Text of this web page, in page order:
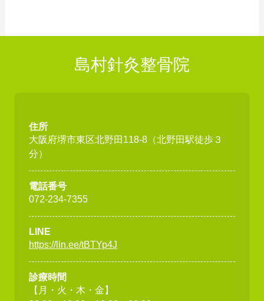
島村針灸整骨院
住所
大阪府堺市東区北野田118-8（北野田駅徒歩３
分）
電話番号
072-234-7355
LINE
https://lin.ee/tBTYp4J
診療時間
【月・火・木・金】